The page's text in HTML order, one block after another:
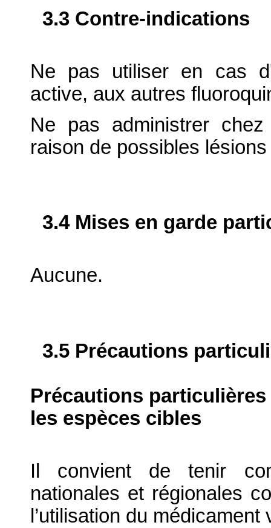
3.3 Contre-indications
Ne pas utiliser en cas
active, aux autres
Ne pas administrer
raison de possibles
3.4 Mises en garde
Aucune.
3.5 Précautions
Précautions
les espèces cibles
Il convient de tenir
nationales et régionales
l’utilisation du médicament